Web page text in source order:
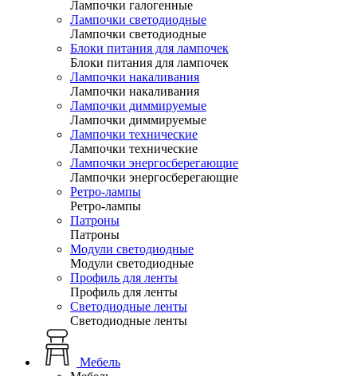
Лампочки галогенные
Лампочки светодиодные
Лампочки светодиодные
Блоки питания для лампочек
Блоки питания для лампочек
Лампочки накаливания
Лампочки накаливания
Лампочки диммируемые
Лампочки диммируемые
Лампочки технические
Лампочки технические
Лампочки энергосберегающие
Лампочки энергосберегающие
Ретро-лампы
Ретро-лампы
Патроны
Патроны
Модули светодиодные
Модули светодиодные
Профиль для ленты
Профиль для ленты
Светодиодные ленты
Светодиодные ленты
Мебель